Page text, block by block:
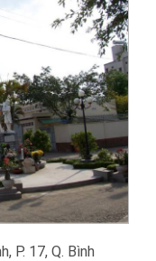
P. 17, Q. Bình